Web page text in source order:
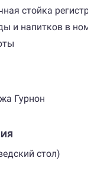
стойка
и напитков в
Гурнон
стол)